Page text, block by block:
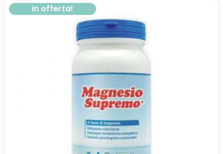
In offerta!